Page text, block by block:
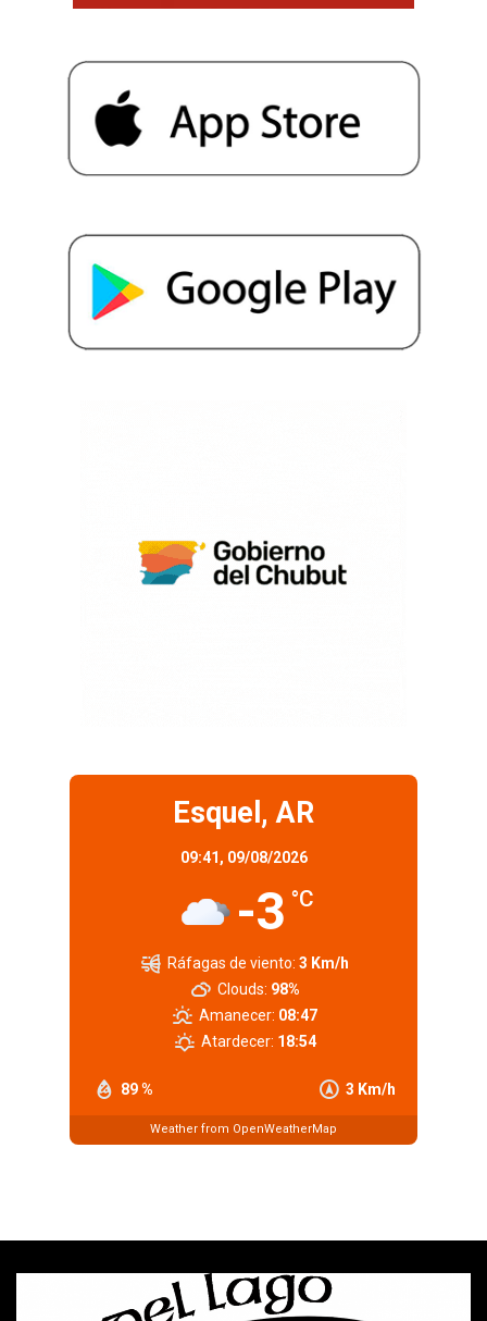
Esquel, AR
09:41, 09/08/2026
-3 °C
89 % 3 Km/h
Ráfagas de viento: 3 Km/h
Clouds: 98%
Amanecer: 08:47
Atardecer: 18:54
Weather from OpenWeatherMap